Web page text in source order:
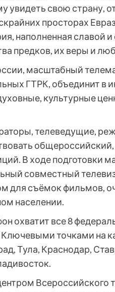
увидеть свою страну,
просторах
наполненная славой
предков, их веры и
масштабный
ГТРК, объединит в
культурные
телеведущие,
общероссийский,
В ходе подготовки
совместный
для съёмок фильмов,
населении.
охватит все 8
точками на
Тула, Краснодар,
Всероссийского